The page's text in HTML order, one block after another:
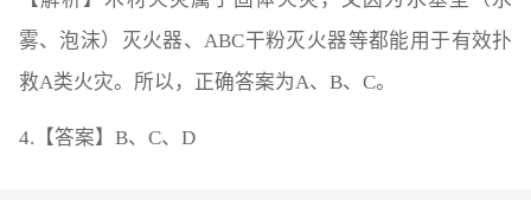
雾、泡沫）灭火器、ABC干粉灭火器等都能用于有效扑
救A类火灾。所以，正确答案为A、B、C。
4.【答案】B、C、D